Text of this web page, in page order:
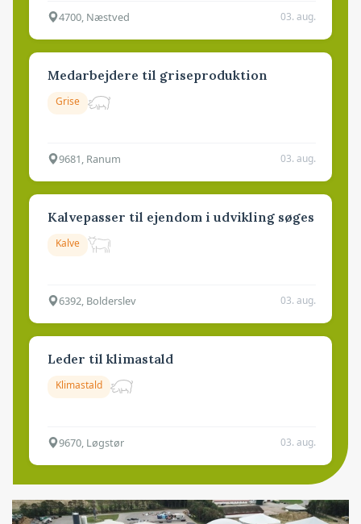
4700, Næstved 03. aug.
Medarbejdere til griseproduktion
Grise
9681, Ranum 03. aug.
Kalvepasser til ejendom i udvikling søges
Kalve
6392, Bolderslev 03. aug.
Leder til klimastald
Klimastald
9670, Løgstør 03. aug.